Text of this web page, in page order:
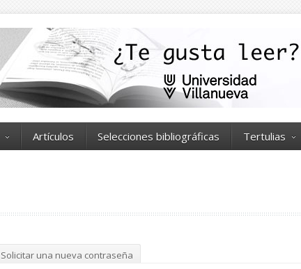
Artículos Selecciones bibliográficas Tertulias
activa)
Solicitar una nueva contraseña